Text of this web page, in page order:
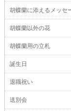
胡蝶蘭に添えるメッセ
胡蝶蘭以外の花
胡蝶蘭用の立札
誕生日
退職祝い
送別会